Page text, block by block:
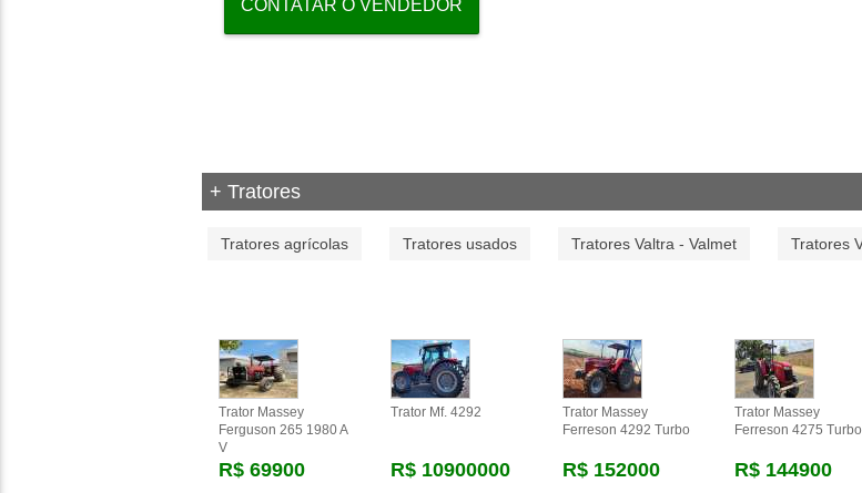
CONTATAR O VENDEDOR
+ Tratores
Tratores agrícolas Tratores usados Tratores Valtra - Valmet Tratores
Trator Massey
Ferguson 265 1980 A
V
R$ 69900
Trator Mf. 4292
R$ 10900000
Trator Massey
Ferreson 4292 Turbo
R$ 152000
Trator Massey
Ferreson 4275 Turbo
R$ 144900